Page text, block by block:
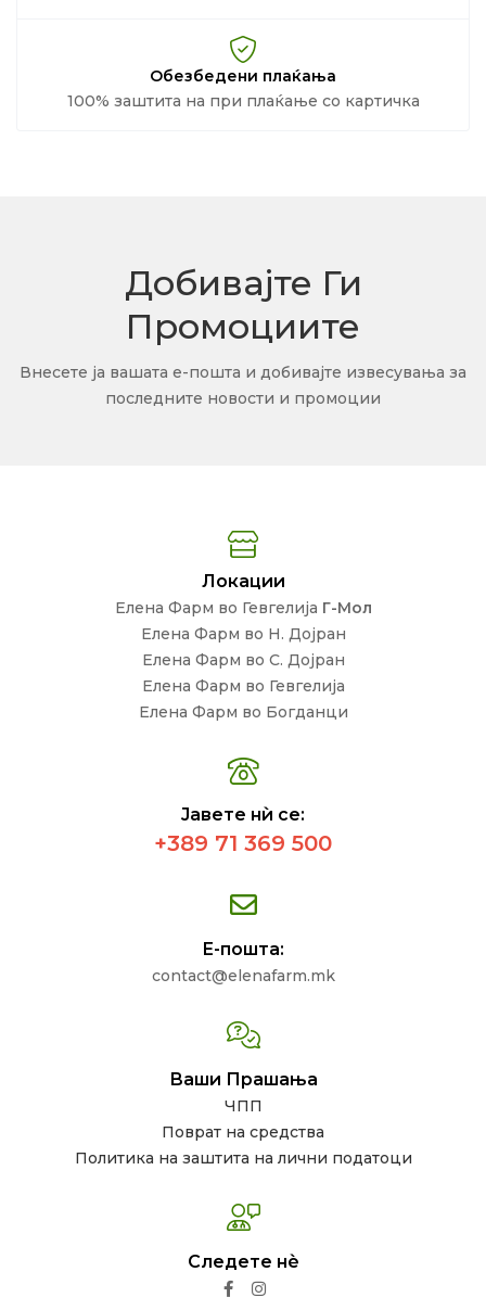
Обезбедени плаќања
100% заштита на при плаќање со картичка
Добивајте Ги
Промоциите
Внесете ја вашата е-пошта и добивајте извесувања за
последните новости и промоции
Локации
Елена Фарм во Гевгелија Г-Мол
Елена Фарм во Н. Дојран
Елена Фарм во С. Дојран
Елена Фарм во Гевгелија
Елена Фарм во Богданци
Јавете нѝ се:
+389 71 369 500
Е-пошта:
contact@elenafarm.mk
Ваши Прашања
ЧПП
Поврат на средства
Политика на заштита на лични податоци
Следете нѐ